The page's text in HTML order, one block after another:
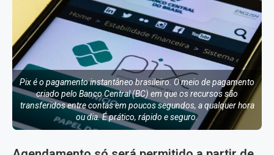
Pix é o pagamento instantâneo brasileiro. O meio de pagamento
criado pelo Banco Central (BC) em que os recursos são
transferidos entre contas em poucos segundos, a qualquer hora
ou dia. É prático, rápido e seguro.